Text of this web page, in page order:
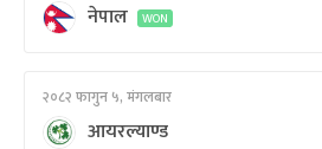
नेपाल
WON
२०८२ फागुन ५, मंगलबार
आयरल्याण्ड